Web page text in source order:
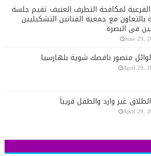
الفرعية لمكافحة التطرف العنيف تقيم جلسة
بالتعاون مع جمعية الفنانين التشكيليين
في البصرة
June 29,
منصور ناقصك شوية بلهارسيا
April 29,
غير وارد والطفل قريباً
April 29,